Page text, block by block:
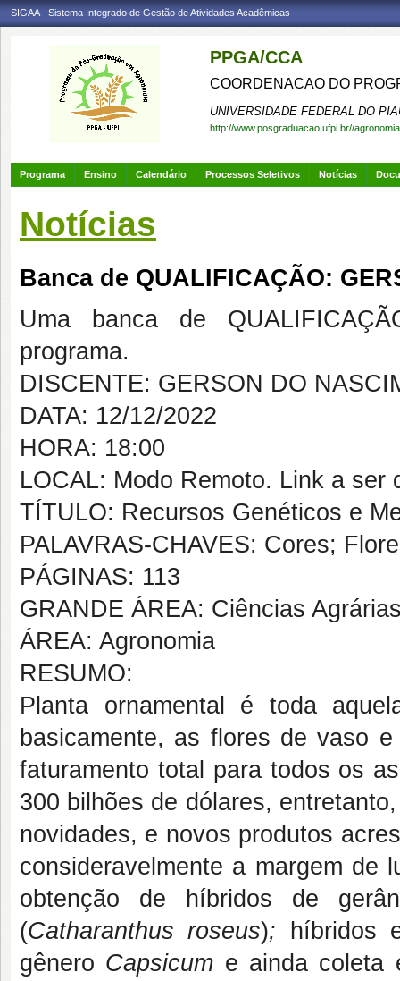
SIGAA - Sistema Integrado de Gestão de Atividades Acadêmicas
PPGA/CCA
COORDENACAO DO
UNIVERSIDADE FEDERAL DO
http://www.posgraduacao.ufpi.br//agronomia
Programa Ensino Calendário Processos Seletivos Notícias
Notícias
Banca de QUALIFICAÇÃO:
Uma banca de
programa.
DISCENTE: GERSON DO
DATA: 12/12/2022
HORA: 18:00
LOCAL: Modo Remoto. Link a ser
TÍTULO: Recursos Genéticos e
PALAVRAS-CHAVES: Cores;
PÁGINAS: 113
GRANDE ÁREA: Ciências
ÁREA: Agronomia
RESUMO:
Planta ornamental é toda
basicamente, as flores de vaso
faturamento total para todos os
300 bilhões de dólares,
novidades, e novos produtos
consideravelmente a margem de
obtenção de híbridos de
(Catharanthus roseus);
híbridos
gênero Capsicum e ainda coleta